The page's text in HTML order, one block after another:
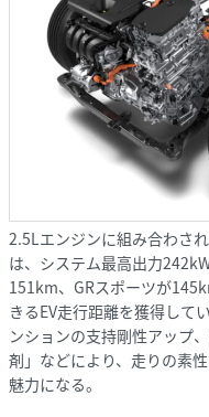
2.5Lエンジンに組み合わさ
は、システム最高出力
151km、GRスポーツが
きるEV走行距離を獲得して
ンションの支持剛性アップ
剤」などにより、走りの素
魅力になる。